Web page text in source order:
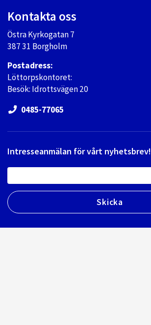
Kontakta oss
Östra Kyrkogatan 7
387 31 Borgholm
Postadress:
Löttorpskontoret:
Besök: Idrottsvägen 20
0485-77065
Intresseanmälan för vårt nyhetsbrev!